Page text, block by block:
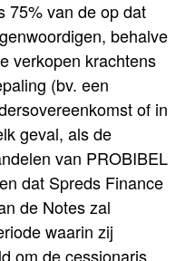
75% van de op dat
behalve
verkopen krachtens
(bv. een
of in
geval, als de
van PROBIBEL
dat Spreds Finance
de Notes zal
waarin zij
om de cessionaris